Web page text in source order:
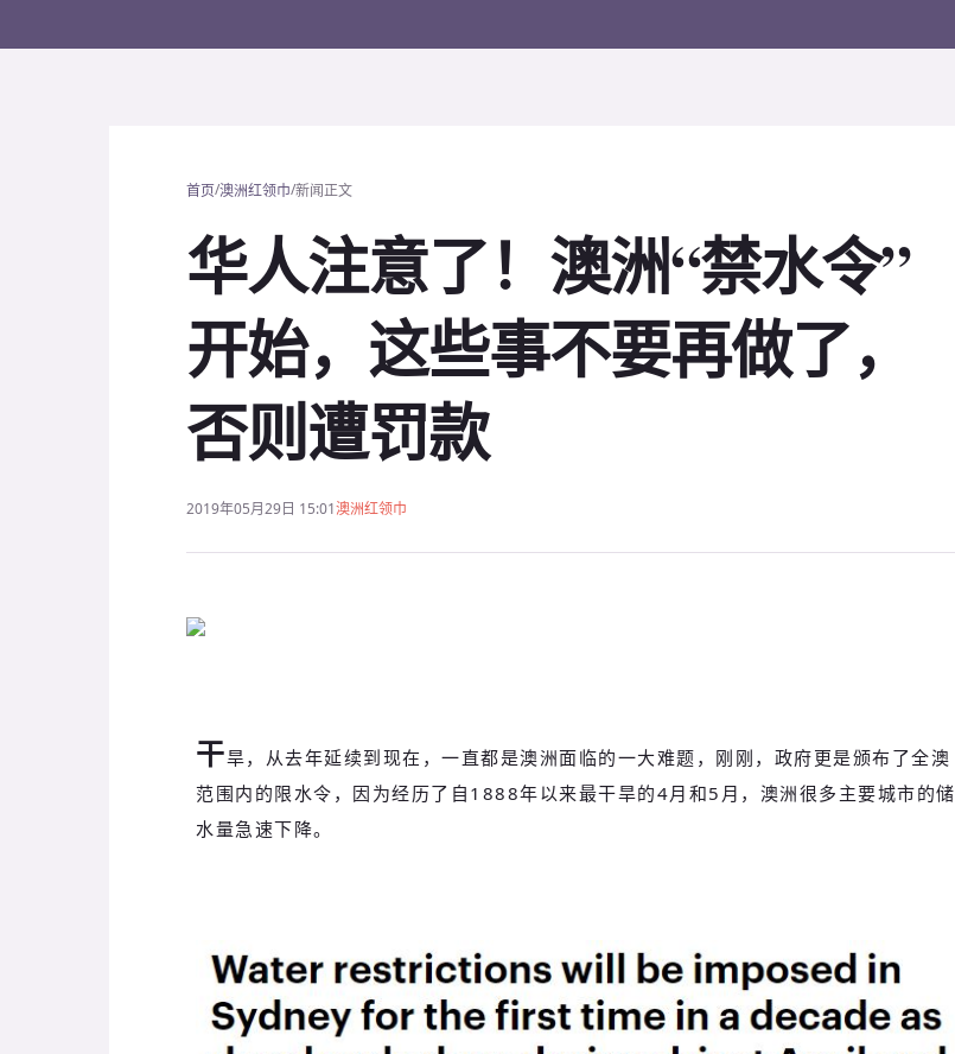
首页/澳洲红领巾/新闻正文
华人注意了！澳洲“禁水令”
开始，这些事不要再做了，
否则遭罚款
2019年05月29日 15:01澳洲红领巾
干旱，从去年延续到现在，一直都是澳洲面临的一大难题，刚刚，政府更是颁布了全澳
范围内的限水令，因为经历了自1888年以来最干旱的4月和5月，澳洲很多主要城市的储
水量急速下降。